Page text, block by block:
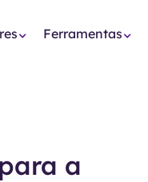
Ferramentas
a